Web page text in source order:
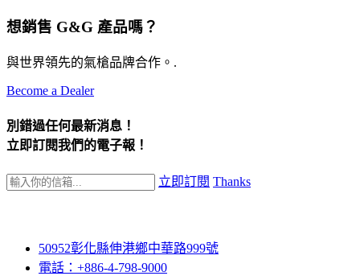
想銷售 G&G 產品嗎？
與世界領先的氣槍品牌合作。.
Become a Dealer
別錯過任何最新消息！
立即訂閱我們的電子報！
立即訂閱 Thanks
50952彰化縣伸港鄉中華路999號
電話：+886-4-798-9000